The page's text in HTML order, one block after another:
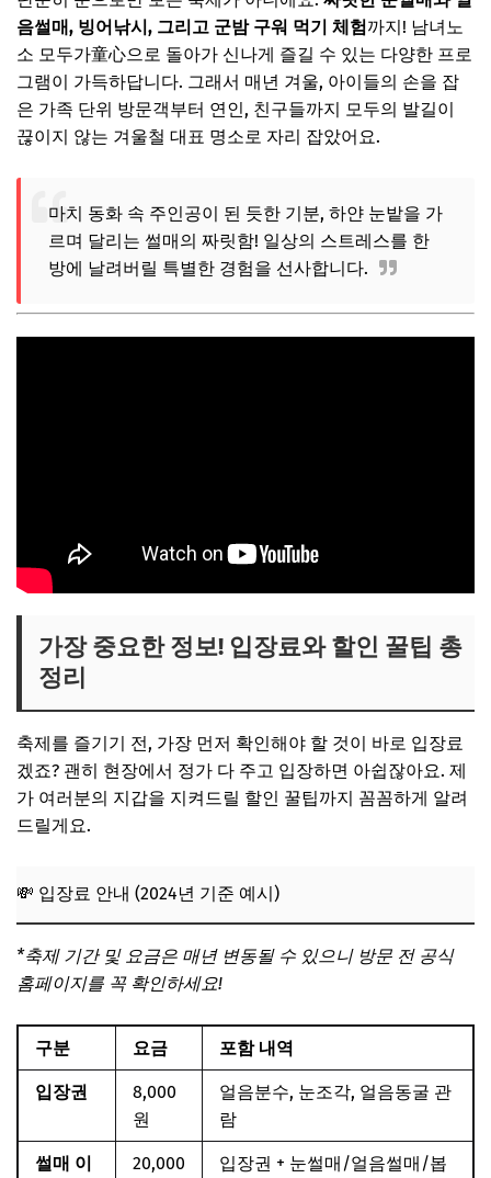
Q. 어린 아이들과 함께 가도 괜찮을까요?
Q. 축제장 둘러보는 데 시간은 얼마나 걸릴까요?
마무리: 후회 없는 방문을 위한 마지막 팁!
음썰매, 빙어낚시, 그리고 군밤 구워 먹기 체험까지! 남녀노
소 모두가童心으로 돌아가 신나게 즐길 수 있는 다양한 프로
그램이 가득하답니다. 그래서 매년 겨울, 아이들의 손을 잡
은 가족 단위 방문객부터 연인, 친구들까지 모두의 발길이
끊이지 않는 겨울철 대표 명소로 자리 잡았어요.
마치 동화 속 주인공이 된 듯한 기분, 하얀 눈밭을 가
르며 달리는 썰매의 짜릿함! 일상의 스트레스를 한
방에 날려버릴 특별한 경험을 선사합니다.
가장 중요한 정보! 입장료와 할인 꿀팁 총
정리
축제를 즐기기 전, 가장 먼저 확인해야 할 것이 바로 입장료
겠죠? 괜히 현장에서 정가 다 주고 입장하면 아쉽잖아요. 제
가 여러분의 지갑을 지켜드릴 할인 꿀팁까지 꼼꼼하게 알려
드릴게요.
💸 입장료 안내 (2024년 기준 예시)
*축제 기간 및 요금은 매년 변동될 수 있으니 방문 전 공식
홈페이지를 꼭 확인하세요!
구분 요금 포함 내역
입장권
8,000
원
얼음분수, 눈조각, 얼음동굴 관
람
썰매 이 20,000 입장권 + 눈썰매/얼음썰매/봅